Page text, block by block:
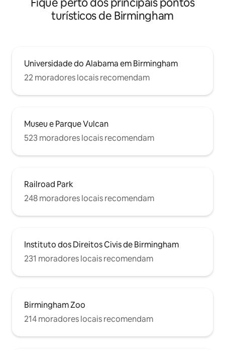
turísticos de Birmingham
Universidade do Alabama em Birmingham
22 moradores locais recomendam
Museu e Parque Vulcan
523 moradores locais recomendam
Railroad Park
248 moradores locais recomendam
Instituto dos Direitos Civis de Birmingham
231 moradores locais recomendam
Birmingham Zoo
214 moradores locais recomendam